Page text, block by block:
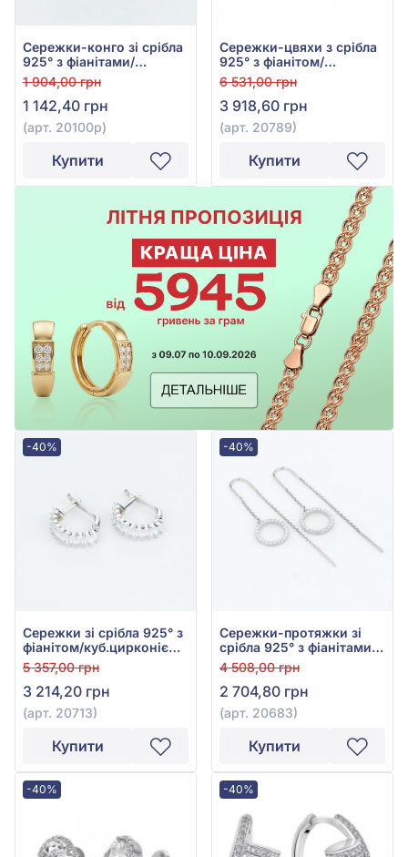
Сережки-конго зі срібла
925° з фіанітами/
куб.цирконієм, арт.
20100р
1 904,00 грн
1 142,40 грн
(арт. 20100р)
Купити
Сережки-цвяхи з срібла
925° з фіанітом/
куб.цирконієм, арт.
20789
6 531,00 грн
3 918,60 грн
(арт. 20789)
Купити
-40%
Сережки зі срібла 925° з
фіанітом/куб.цирконієм,
арт. 20713
5 357,00 грн
3 214,20 грн
(арт. 20713)
Купити
-40%
Сережки-протяжки зі
срібла 925° з фіанітами/
куб.цирконієм, арт.
20683
4 508,00 грн
2 704,80 грн
(арт. 20683)
Купити
-40% -40%